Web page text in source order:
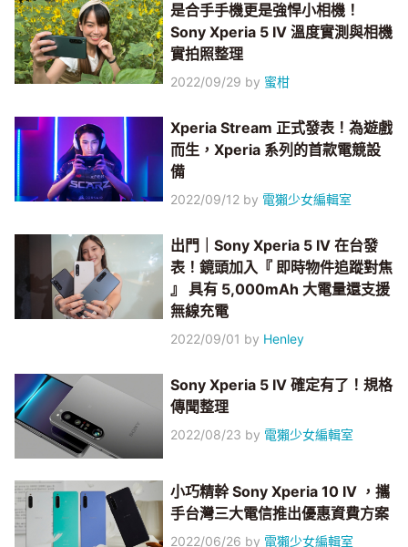
是合手手機更是強悍小相機！
Sony Xperia 5 IV 溫度實測與相機
實拍照整理
2022/09/29 by 蜜柑
Xperia Stream 正式發表！為遊戲
而生，Xperia 系列的首款電競設
備
2022/09/12 by 電獺少女編輯室
出門｜Sony Xperia 5 IV 在台發
表！鏡頭加入『 即時物件追蹤對焦
』 具有 5,000mAh 大電量還支援
無線充電
2022/09/01 by Henley
Sony Xperia 5 IV 確定有了！規格
傳聞整理
2022/08/23 by 電獺少女編輯室
小巧精幹 Sony Xperia 10 IV ，攜
手台灣三大電信推出優惠資費方案
2022/06/26 by 電獺少女編輯室